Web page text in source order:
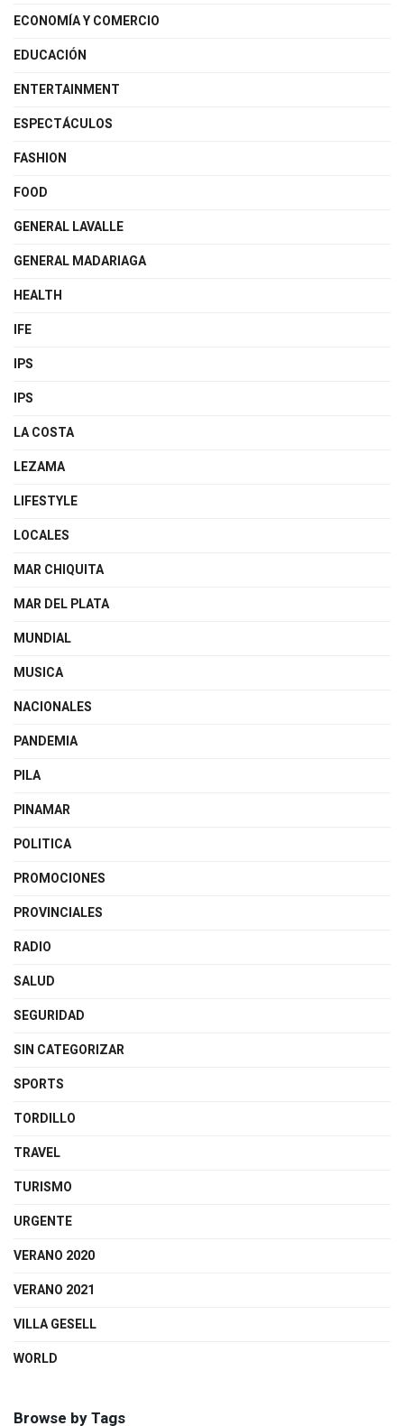
ECONOMÍA Y COMERCIO
EDUCACIÓN
ENTERTAINMENT
ESPECTÁCULOS
FASHION
FOOD
GENERAL LAVALLE
GENERAL MADARIAGA
HEALTH
IFE
IPS
IPS
LA COSTA
LEZAMA
LIFESTYLE
LOCALES
MAR CHIQUITA
MAR DEL PLATA
MUNDIAL
MUSICA
NACIONALES
PANDEMIA
PILA
PINAMAR
POLITICA
PROMOCIONES
PROVINCIALES
RADIO
SALUD
SEGURIDAD
SIN CATEGORIZAR
SPORTS
TORDILLO
TRAVEL
TURISMO
URGENTE
VERANO 2020
VERANO 2021
VILLA GESELL
WORLD
Browse by Tags